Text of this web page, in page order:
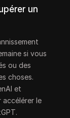
un
si vous
ou des
choses.
et
accélérer le